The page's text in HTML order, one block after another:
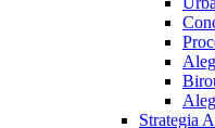
Strategia